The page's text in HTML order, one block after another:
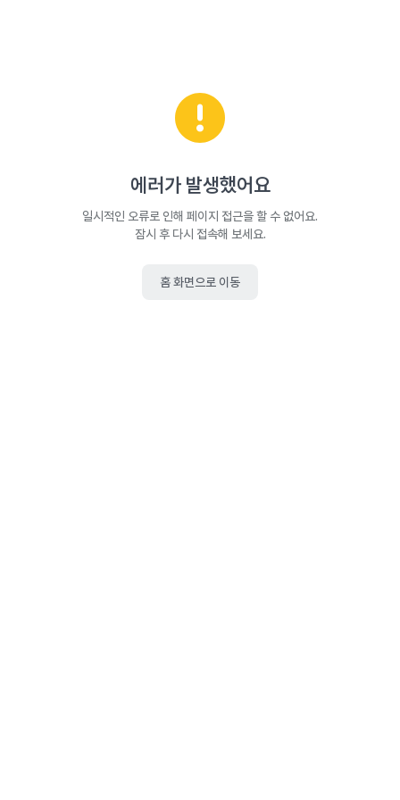
에러가 발생했어요
일시적인 오류로 인해 페이지 접근을 할 수 없어요.
잠시 후 다시 접속해 보세요.
홈 화면으로 이동